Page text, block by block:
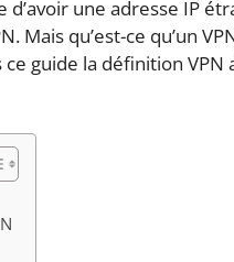
d’avoir une adresse IP
Mais qu’est-ce qu’un
guide la définition VPN